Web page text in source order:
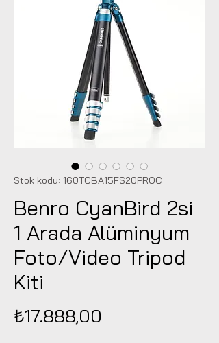
Stok kodu: 160TCBA15FS20PROC
Benro CyanBird 2si
1 Arada Alüminyum
Foto/Video Tripod
Kiti
₺17.888,00